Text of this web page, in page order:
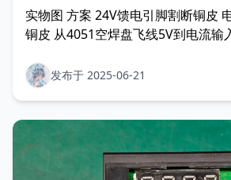
实物图 方案 24V馈电引脚割断铜皮
铜皮 从4051空焊盘飞线5V到电流输
路显示0左右，23引脚短路显示5000
发布于 2025-06-21